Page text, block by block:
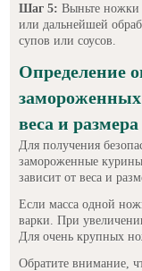
Шаг 5: Выньте ножки
или дальнейшей
супов или соусов.
Определение
веса и размера
Для получения
замороженные
зависит от веса и
Если масса одной
варки. При
Для очень крупных
Обратите внимание,